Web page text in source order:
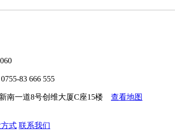
83 666 555
南一道8号创维大厦C座15楼 查看地图
式 联系我们